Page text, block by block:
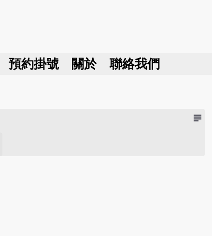
預約掛號 關於 聯絡我們
subject